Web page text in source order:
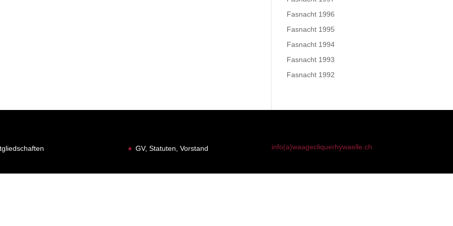
Fasnacht 1996
Fasnacht 1995
Fasnacht 1994
Fasnacht 1993
Fasnacht 1992
GV, Statuten, Vorstand info(a)waagecliquerhywaelle.ch